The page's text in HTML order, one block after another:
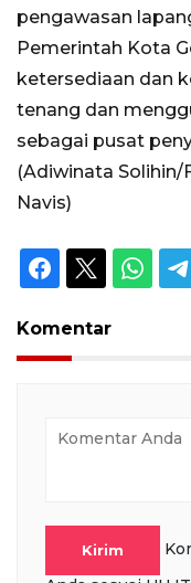
pengawasan
Pemerintah Kota
ketersediaan dan
tenang dan
sebagai pusat
(Adiwinata Solihin/
Navis)
Komentar
Kirim